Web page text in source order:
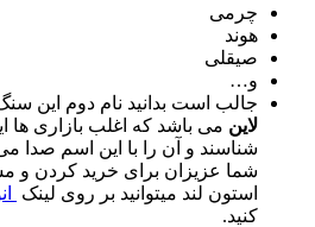
چرمی
هوند
صیقلی
و…
جالب است بدانید نام دوم این
لاین می باشد که اغلب بازاری ها
شناسند و آن را با این اسم صدا
شما عزیزان برای خرید کردن و
استون لند میتوانید بر روی لینک
کنید.